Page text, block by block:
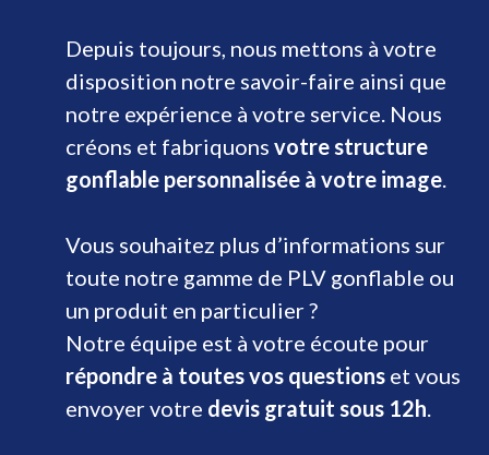
Depuis toujours, nous mettons à votre
disposition notre savoir-faire ainsi que
notre expérience à votre service. Nous
créons et fabriquons votre structure
gonflable personnalisée à votre image.
Vous souhaitez plus d’informations sur
toute notre gamme de PLV gonflable ou
un produit en particulier ?
Notre équipe est à votre écoute pour
répondre à toutes vos questions et vous
envoyer votre devis gratuit sous 12h.